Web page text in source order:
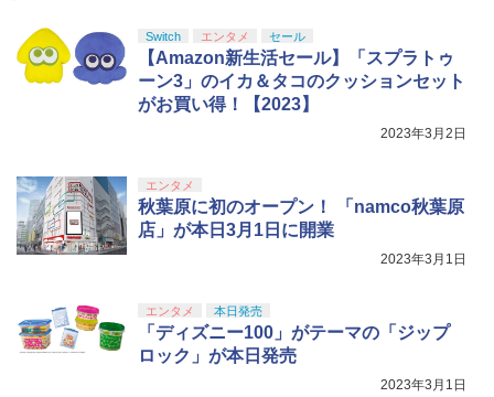
【当店独自で＋P10倍★要エントリー】
【中古】[PS5] ドラゴンクエストVII Rei
magined(ドラクエ7 リイマジンド) スク
￥4,450
ミュージカル「忍たま乱太郎」第15弾 忍
術学園 学園祭【Blu-ray】 [ (ミュージカ
ニンテンドープリペイド番号 5000円|オ
ンラインコード版
【純正品】DualSense ワイヤレスコン
トローラー(CFI-ZCT2J)
5
【国内正規品】Thrustmaster スラスト
マスター TH8S シフター - PC、PS4、P
S5、PS5 Pro、Xbox One、Xbox Serie
s X|S 対応の高精度 H パターン シフター
窩座再来 完全生産限定版 [Blu-ray]
￥8,698
5
ルアイドルクラブ Bloom Garden Part
y』Blu-ray（特装限定版）
Switch エンタメ セール
【Amazon新生活セール】「スプラトゥ
ーン3」のイカ＆タコのクッションセット
がお買い得！【2023】
2023年3月2日
エンタメ
秋葉原に初のオープン！ 「namco秋葉原
店」が本日3月1日に開業
2023年3月1日
エンタメ 本日発売
「ディズニー100」がテーマの「ジップ
ロック」が本日発売
2023年3月1日